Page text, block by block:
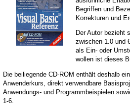
Begriffen und
Korrekturen und
Der Autor bezieht
zwischen 1.0 und
als Ein- oder
wollen ist dieses
Die beiliegende CD-ROM enthält deshalb
Anwenderkurs, direkt verwendbare
Anwendungs- und Programmbeispielen
1-6.